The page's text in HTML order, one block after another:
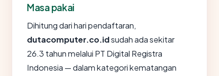
Masa pakai
Dihitung dari hari pendaftaran,
dutacomputer.co.idsudah ada sekitar
26.3 tahun melalui PT Digital Registra
Indonesia — dalam kategori kematangan